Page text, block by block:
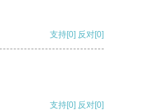
支持[0] 反对[0]
支持[0] 反对[0]